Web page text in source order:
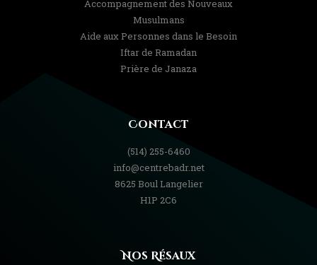
Accompagnement des Nouveaux
Musulmans
Aide aux Personnes dans le Besoin
Iftar de Ramadan
Prière de Janaza
Contact
(514) 255-6460
info@centrebadr.net
8625 Boul Langelier
H1P 2C6
Nos Résaux